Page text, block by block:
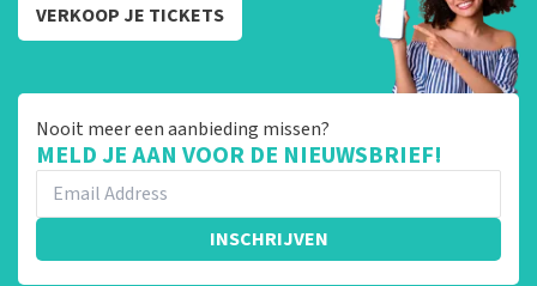
VERKOOP JE TICKETS
Nooit meer een aanbieding missen?
MELD JE AAN VOOR DE NIEUWSBRIEF!
INSCHRIJVEN